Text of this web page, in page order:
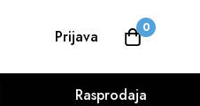
Prijava 0
Rasprodaja